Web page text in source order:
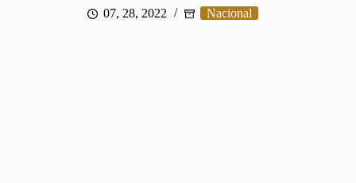
07, 28, 2022 Nacional